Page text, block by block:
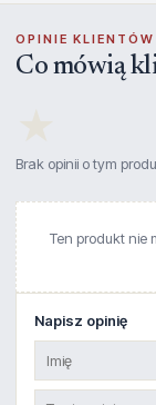
OPINIE KLIENTÓW
Co mówią
Brak opinii o tym
Ten produkt nie
Napisz opinię